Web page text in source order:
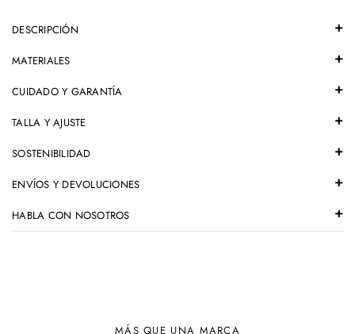
DESCRIPCIÓN
MATERIALES
CUIDADO Y GARANTÍA
TALLA Y AJUSTE
SOSTENIBILIDAD
ENVÍOS Y DEVOLUCIONES
HABLA CON NOSOTROS
MÁS QUE UNA MARCA